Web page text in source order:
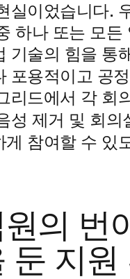
실이었습니다.
하나 또는 모든
기술의 힘을 통
포용적이고 공
리드에서 각 회
성 제거 및 회의
게 참여할 수 있
원의 번
둔 지원